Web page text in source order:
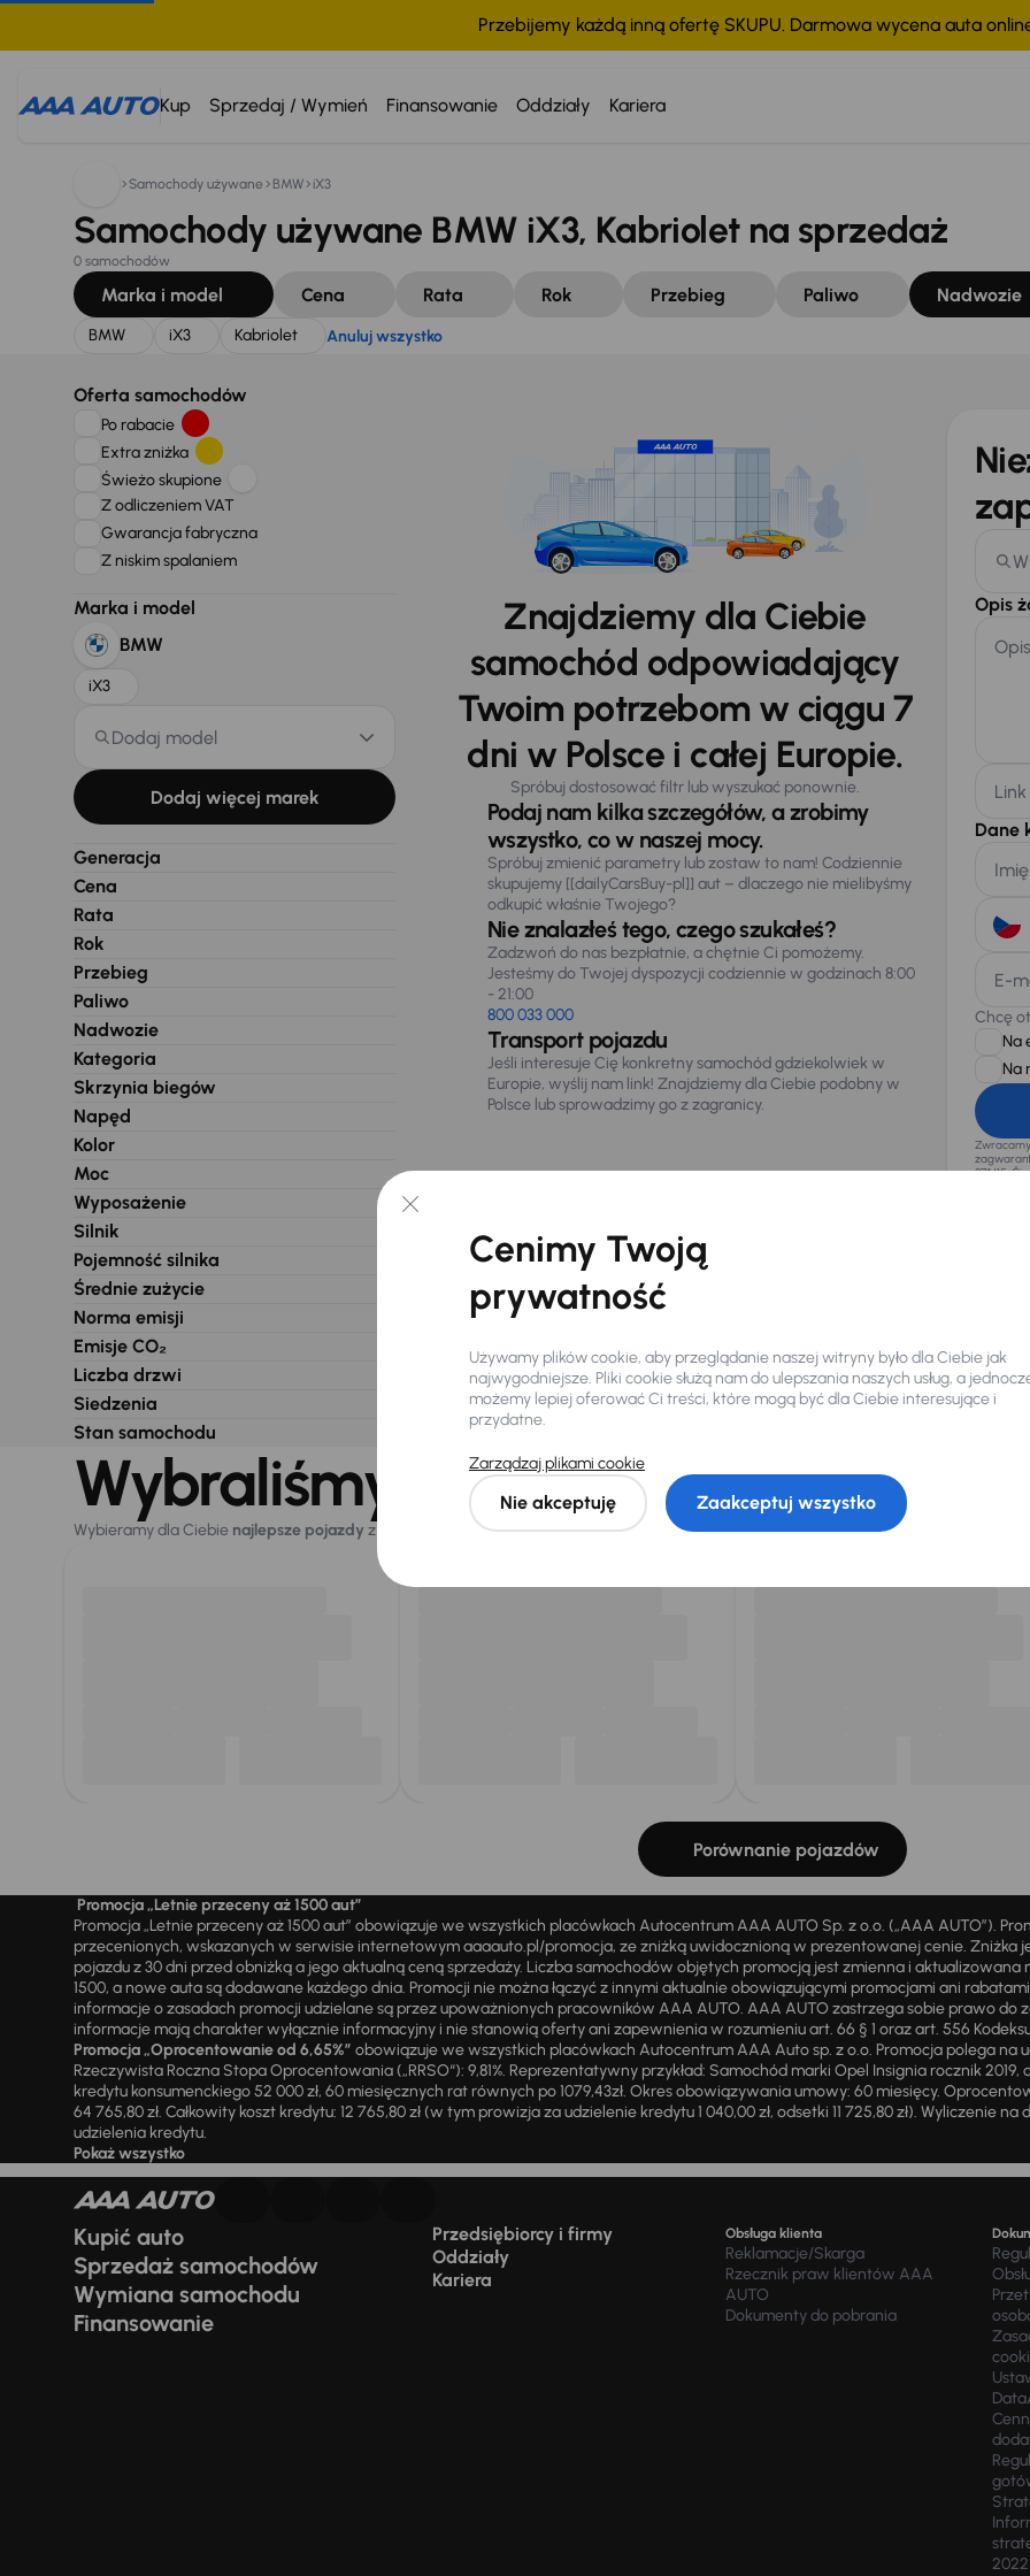
Przebijemy każdą inną ofertę SKUPU. Darmowa wycena auta
Kup Sprzedaj / Wymień Finansowanie Oddziały Kariera
Szukam: Anuluj wszystko
Samochody używane BMW iX3
Samochody używane BMW iX3, Kabriolet na sprzedaż
0 samochodów
Marka i model Cena Rata Rok Przebieg Paliwo Nadwozie
BMW iX3 Kabriolet Anuluj wszystko
Oferta samochodów
Po rabacie
Extra zniżka
Świeżo skupione
Z odliczeniem VAT
Gwarancja fabryczna
Z niskim spalaniem
Marka i model
BMW
iX3
Dodaj model
Dodaj więcej marek
Generacja
Cena
Rata
Rok
Przebieg
Paliwo
Nadwozie
Kategoria
Skrzynia biegów
Napęd
Kolor
Moc
Wyposażenie
Silnik
Pojemność silnika
Średnie zużycie
Norma emisji
Emisje CO₂
Liczba drzwi
Siedzenia
Stan samochodu
Znajdziemy dla Ciebie
samochód odpowiadający
Twoim potrzebom w ciągu 7
dni w Polsce i całej Europie.
Spróbuj dostosować filtr lub wyszukać ponownie.
Podaj nam kilka szczegółów, a zrobimy
wszystko, co w naszej mocy.
Spróbuj zmienić parametry lub zostaw to nam! Codziennie
skupujemy [[dailyCarsBuy-pl]] aut – dlaczego nie mielibyśmy
odkupić właśnie Twojego?
Nie znalazłeś tego, czego szukałeś?
Zadzwoń do nas bezpłatnie, a chętnie Ci pomożemy.
Jesteśmy do Twojej dyspozycji codziennie w godzinach 8:00
- 21:00
800 033 000
Transport pojazdu
Jeśli interesuje Cię konkretny samochód gdziekolwiek w
Europie, wyślij nam link! Znajdziemy dla Ciebie podobny w
Polsce lub sprowadzimy go z zagranicy.
Opis
Dane
E-
Chcę
Na
Na
874/15,
Wybraliśmy dla Ciebie
Wybieramy dla Ciebie najlepsze pojazdy z naszej oferty. Kupimy dla Ciebiedo 400 pojazdówkażdego dnia.
Porównanie pojazdów
Promocja „Letnie przeceny aż 1500 aut”
Promocja „Letnie przeceny aż 1500 aut” obowiązuje we wszystkich placówkach Autocentrum AAA AUTO Sp. z o.o. („AAA AUTO”).
przecenionych, wskazanych w serwisie internetowym aaaauto.pl/promocja, ze zniżką uwidocznioną w prezentowanej cenie. Zniżka
pojazdu z 30 dni przed obniżką a jego aktualną ceną sprzedaży. Liczba samochodów objętych promocją jest zmienna i
1500, a nowe auta są dodawane każdego dnia. Promocji nie można łączyć z innymi aktualnie obowiązującymi promocjami ani
informacje o zasadach promocji udzielane są przez upoważnionych pracowników AAA AUTO. AAA AUTO zastrzega sobie prawo
informacje mają charakter wyłącznie informacyjny i nie stanowią oferty ani zapewnienia w rozumieniu art. 66 § 1 oraz art. 556
Promocja „Oprocentowanie od 6,65%” obowiązuje we wszystkich placówkach Autocentrum AAA Auto sp. z o.o. Promocja polega na
Rzeczywista Roczna Stopa Oprocentowania („RRSO“): 9,81%. Reprezentatywny przykład: Samochód marki Opel Insignia rocznik 2019,
kredytu konsumenckiego 52 000 zł, 60 miesięcznych rat równych po 1079,43zł. Okres obowiązywania umowy: 60 miesięcy.
64 765,80 zł. Całkowity koszt kredytu: 12 765,80 zł (w tym prowizja za udzielenie kredytu 1 040,00 zł, odsetki 11 725,80 zł). Wyliczenie
udzielenia kredytu.
Pokaż wszystko
Kupić auto
Sprzedaż samochodów
Wymiana samochodu
Finansowanie
Przedsiębiorcy i firmy
Oddziały
Kariera
Obsługa klienta
Reklamacje/Skarga
Rzecznik praw klientów AAA
AUTO
Dokumenty do pobrania
2022
Cenimy Twoją
prywatność
Używamy plików cookie, aby przeglądanie naszej witryny było dla Ciebie jak
najwygodniejsze. Pliki cookie służą nam do ulepszania naszych usług, a
możemy lepiej oferować Ci treści, które mogą być dla Ciebie interesujące i
przydatne.
Zarządzaj plikami cookie
Nie akceptuję Zaakceptuj wszystko